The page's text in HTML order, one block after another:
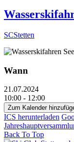
SCStetten
Wann
21.07.2024
10:00 - 12:00
Zum Kalender
ICS herunterladen
Back To Top